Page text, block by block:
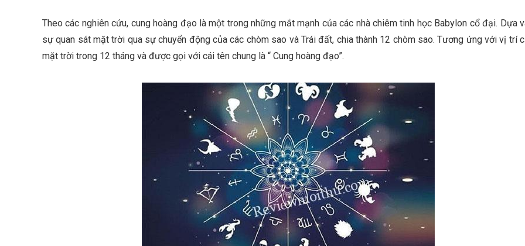
Theo các nghiên cứu, cung hoàng đạo là một trong những mắt mạnh của các nhà chiêm tinh học Babylon cổ đại. Dựa
sự quan sát mặt trời qua sự chuyển động của các chòm sao và Trái đất, chia thành 12 chòm sao. Tương ứng với vị trí
mặt trời trong 12 tháng và được gọi với cái tên chung là “ Cung hoàng đạo”.